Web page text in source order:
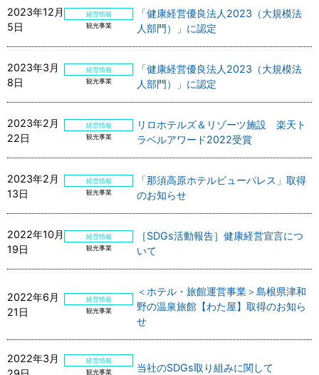
2023年12月
5日
経営情報
観光事業
「健康経営優良法人2023（大規模法
人部門）」に認定
2023年3月
8日
経営情報
観光事業
「健康経営優良法人2023（大規模法
人部門）」に認定
2023年2月
22日
経営情報
観光事業
リロホテルズ＆リゾーツ施設 楽天ト
ラベルアワード2022受賞
2023年2月
13日
経営情報
観光事業
「那須高原ホテルビューパレス」取得
のお知らせ
2022年10月
19日
経営情報
観光事業
［SDGs活動報告］健康経営宣言につ
いて
2022年6月
21日
経営情報
観光事業
＜ホテル・旅館運営事業＞島根県津和
野の温泉旅館【わた屋】取得のお知ら
せ
2022年3月
経営情報
観光事業
当社のSDGs取り組みに関して